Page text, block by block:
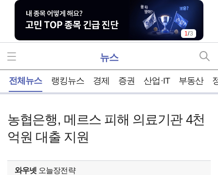
1/3
뉴스
전체뉴스 랭킹뉴스 경제 증권 산업·IT 부동산
농협은행, 메르스 피해 의료기관 4천
억원 대출 지원
와우넷 오늘장전략